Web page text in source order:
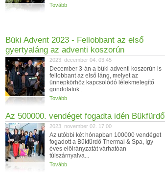
Tovább
Büki Advent 2023 - Fellobbant az első
gyertyaláng az adventi koszorún
2023. december 04. 03:45
December 3-án a büki adventi koszorún is
fellobbant az első láng, melyet az
ünnepkörhöz kapcsolódó lélekmelegítő
gondolatok...
Tovább
Az 500000. vendéget fogadta idén Bükfürdő
2023. november 02. 17:00
Az utóbbi két hónapban 100000 vendéget
fogadott a Bükfürdő Thermal & Spa, így
éves előirányzatát várhatóan
túlszárnyalva...
Tovább